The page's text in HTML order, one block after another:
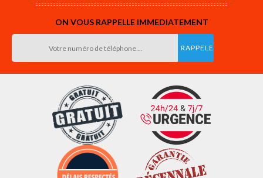
ON VOUS RAPPELLE IMMEDIATEMENT